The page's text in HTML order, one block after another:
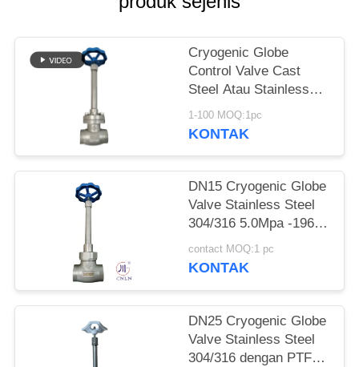
KEBIJAKAN
PRIVASI
Cryogenic Globe
Control Valve Cast
Steel Atau Stainless
Steel Atau
Menyesuaikan Bahan
1-100 MOQ:1pc
KONTAK
DN15 Cryogenic Globe
Valve Stainless Steel
304/316 5.0Mpa -196°C
sampai +80°C
contact MOQ:1 pc
KONTAK
DN25 Cryogenic Globe
Valve Stainless Steel
304/316 dengan PTFE